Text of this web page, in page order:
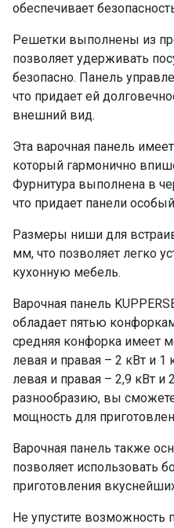
обеспечивает
Решетки выполнены из
позволяет удерживать
безопасно. Панель
что придает ей
внешний вид.
Эта варочная панель
который гармонично
Фурнитура выполнена в
что придает панели
Размеры ниши для
мм, что позволяет легко
кухонную мебель.
Варочная панель
обладает пятью
средняя конфорка имеет
левая и правая – 2 кВт и 1
левая и правая – 2,9 кВт и
разнообразию, вы
мощность для
Варочная панель также
позволяет использовать
приготовления
Не упустите возможность